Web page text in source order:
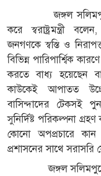
জঙ্গল সলিমপুরের
করে স্বরাষ্ট্রমন্ত্রী
জনগণকে স্বস্তি ও
বিভিন্ন পারিপার্শ্বিক
করতে বাধ্য হয়েছেন বা
কাউকেই আপাতত
বাসিন্দাদের টেকসই
সুনির্দিষ্ট পরিকল্পনা
কোনো অপপ্রচারে কান
প্রশাসনের সাথে সরাসরি
জঙ্গল সলিমপুরে